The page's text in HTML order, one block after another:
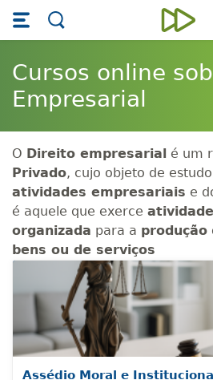
Skip main navigation
Skip to main content
Cursos online
Empresarial
O Direito empresarial é um
Privado, cujo objeto de
atividades empresariais e
é aquele que exerce
organizada para a produção
bens ou de serviços
Assédio Moral e